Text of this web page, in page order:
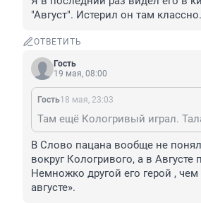
"Август". Истерил он там классно.
ОТВЕТИТЬ
Гость
19 мая, 08:00
Гость18 мая, 23:03
В Слово пацана вообще не
вокруг Кологривого, а в Августе
Немножко другой его герой , чем
августе».